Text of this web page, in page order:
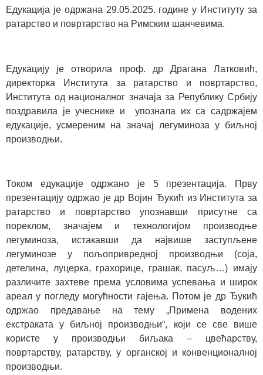
Едукација је одржана 29.05.2025. године у Институту за
ратарство и повртарство на Римским шанчевима.
Едукацију је отворила проф. др Драгана Латковић,
директорка Института за ратарство и повртарство,
Института од националног значаја за Републику Србију
поздравила је учеснике и упознала их са садржајем
едукације, усмереним на значај легуминоза у биљној
производњи.
Током едукације одржано је 5 презентација. Прву
презентацију одржао је др Војин Ђукић из Института за
ратарство и повртарство упознавши присутне са
пореклом, значајем и технологијом производње
легуминоза, истакавши да највише заступљене
легуминозе у пољопривредној производњи (соја,
детелина, луцерка, грахорице, грашак, пасуљ…) имају
различите захтеве према условима успевања и широк
ареал у погледу могућности гајења. Потом је др Ђукић
одржао предавање на тему „Примена водених
екстраката у биљној производњи“, који се све више
користе у производњи биљака – цвећарству,
повртарству, ратарству, у органској и конвенционалној
производњи.